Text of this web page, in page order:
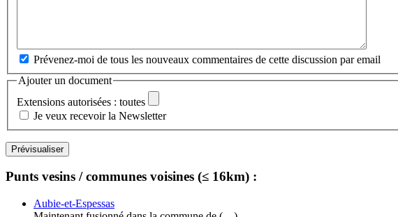
Prévenez-moi de tous les nouveaux commentaires de cette discussion par email
Ajouter un document
Extensions autorisées : toutes
Je veux recevoir la Newsletter
Punts vesins / communes voisines (≤ 16km) :
Aubie-et-Espessas